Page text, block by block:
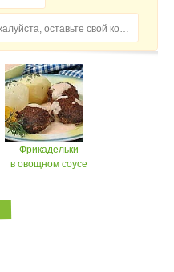
Домохозяйка, пожалуйста, оставьте свой комментарий...
Фрикадельки
в овощном соусе